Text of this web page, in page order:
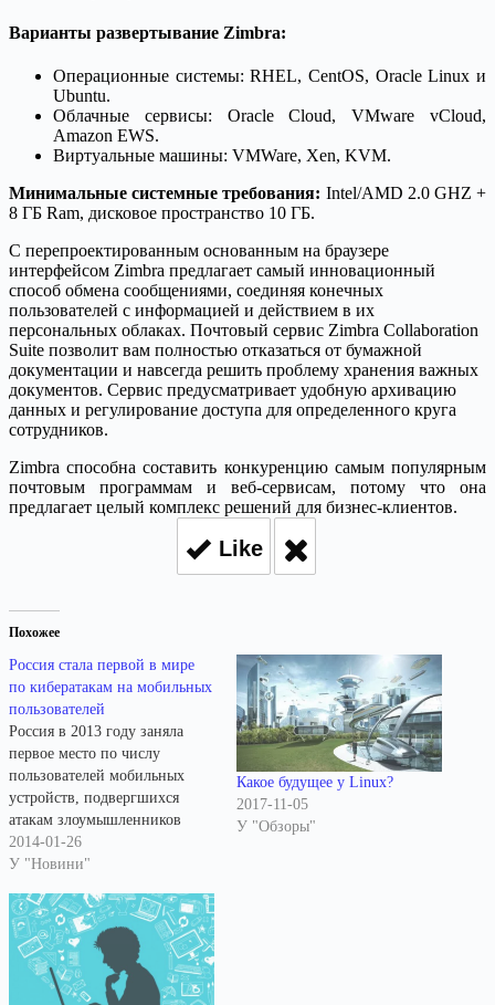
Варианты развертывание Zimbra:
Операционные системы: RHEL, CentOS, Oracle Linux и
Ubuntu.
Облачные сервисы: Oracle Cloud, VMware vCloud,
Amazon EWS.
Виртуальные машины: VMWare, Xen, KVM.
Минимальные системные требования: Intel/AMD 2.0 GHZ +
8 ГБ Ram, дисковое пространство 10 ГБ.
С перепроектированным основанным на браузере
интерфейсом Zimbra предлагает самый инновационный
способ обмена сообщениями, соединяя конечных
пользователей с информацией и действием в их
персональных облаках. Почтовый сервис Zimbra Collaboration
Suite позволит вам полностью отказаться от бумажной
документации и навсегда решить проблему хранения важных
документов. Сервис предусматривает удобную архивацию
данных и регулирование доступа для определенного круга
сотрудников.
Zimbra способна составить конкуренцию самым популярным
почтовым программам и веб-сервисам, потому что она
предлагает целый комплекс решений для бизнес-клиентов.
Like
Похожее
Россия стала первой в мире
по кибератакам на мобильных
пользователей
Россия в 2013 году заняла
первое место по числу
пользователей мобильных
устройств, подвергшихся
атакам злоумышленников
(40% от всех атакованных
пользователей в мире),
«Лаборатории Касперского».
В пятерку стран по
количеству атакованных
пользователей также вошли
Индия (8% от всех
2014-01-26
У "Новини"
Какое будущее у Linux?
2017-11-05
У "Обзоры"